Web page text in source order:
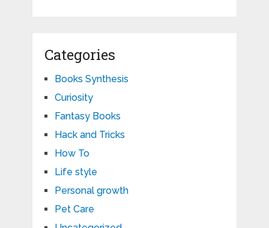
Categories
Books Synthesis
Curiosity
Fantasy Books
Hack and Tricks
How To
Life style
Personal growth
Pet Care